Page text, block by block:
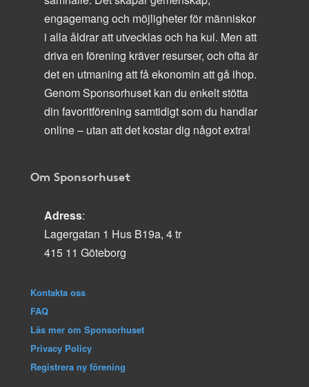
engagemang och möjligheter för människor
i alla åldrar att utvecklas och ha kul. Men att
driva en förening kräver resurser, och ofta är
det en utmaning att få ekonomin att gå ihop.
Genom Sponsorhuset kan du enkelt stötta
din favoritförening samtidigt som du handlar
online – utan att det kostar dig något extra!
Om Sponsorhuset
Adress:
Lagergatan 1 Hus B19a, 4 tr
415 11 Göteborg
Kontakta oss
FAQ
Läs mer om Sponsorhuset
Privacy Policy
Registrera ny förening